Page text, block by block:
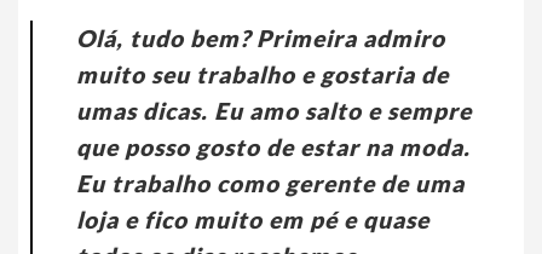
Olá, tudo bem? Primeira admiro
muito seu trabalho e gostaria de
umas dicas. Eu amo salto e sempre
que posso gosto de estar na moda.
Eu trabalho como gerente de uma
loja e fico muito em pé e quase